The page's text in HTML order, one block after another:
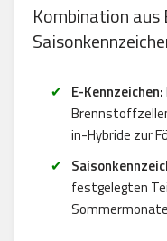
Kombination aus
E-Kennzeichen:
in-Hybride zur
festgelegten